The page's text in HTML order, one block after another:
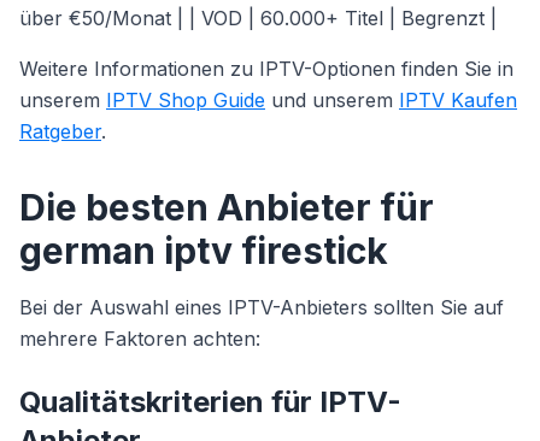
über €50/Monat | | VOD | 60.000+ Titel | Begrenzt |
Weitere Informationen zu IPTV-Optionen finden Sie in
unserem IPTV Shop Guide und unserem IPTV Kaufen
Ratgeber.
Die besten Anbieter für
german iptv firestick
Bei der Auswahl eines IPTV-Anbieters sollten Sie auf
mehrere Faktoren achten:
Qualitätskriterien für IPTV-